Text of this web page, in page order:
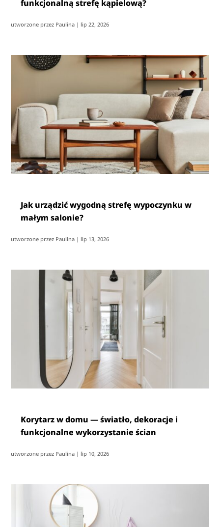
funkcjonalną strefę kąpielową?
utworzone przez Paulina | lip 22, 2026
Jak urządzić wygodną strefę wypoczynku w
małym salonie?
utworzone przez Paulina | lip 13, 2026
Korytarz w domu — światło, dekoracje i
funkcjonalne wykorzystanie ścian
utworzone przez Paulina | lip 10, 2026